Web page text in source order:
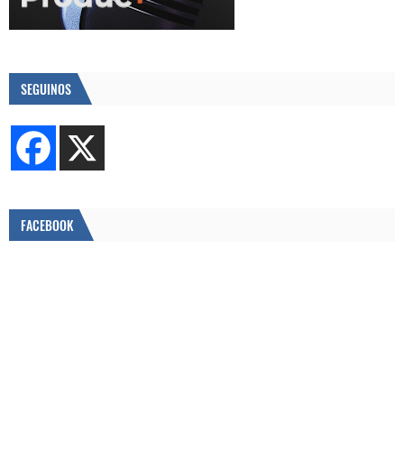
SEGUINOS
FACEBOOK